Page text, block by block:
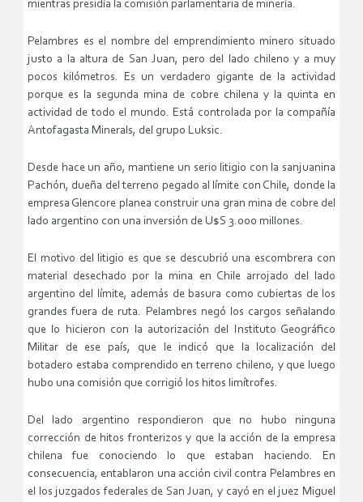
mientras presidía la comisión parlamentaria de minería.
Pelambres es el nombre del emprendimiento minero situado
justo a la altura de San Juan, pero del lado chileno y a muy
pocos kilómetros. Es un verdadero gigante de la actividad
porque es la segunda mina de cobre chilena y la quinta en
actividad de todo el mundo. Está controlada por la compañía
Antofagasta Minerals, del grupo Luksic.
Desde hace un año, mantiene un serio litigio con la sanjuanina
Pachón, dueña del terreno pegado al límite con Chile, donde la
empresa Glencore planea construir una gran mina de cobre del
lado argentino con una inversión de U$S 3.000 millones.
El motivo del litigio es que se descubrió una escombrera con
material desechado por la mina en Chile arrojado del lado
argentino del límite, además de basura como cubiertas de los
grandes fuera de ruta. Pelambres negó los cargos señalando
que lo hicieron con la autorización del Instituto Geográfico
Militar de ese país, que le indicó que la localización del
botadero estaba comprendido en terreno chileno, y que luego
hubo una comisión que corrigió los hitos limítrofes.
Del lado argentino respondieron que no hubo ninguna
corrección de hitos fronterizos y que la acción de la empresa
chilena fue conociendo lo que estaban haciendo. En
consecuencia, entablaron una acción civil contra Pelambres en
el los juzgados federales de San Juan, y cayó en el juez Miguel